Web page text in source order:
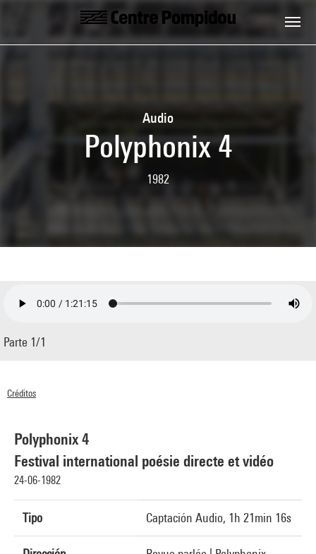
Skip to main content
Centre Pompidou
Audio
Polyphonix 4
1982
Polyphonix 4
Festival international poésie directe et vidéo
24-06-1982
Tipo Captación Audio, 1h 21min 16s
Parte 1/1
Créditos